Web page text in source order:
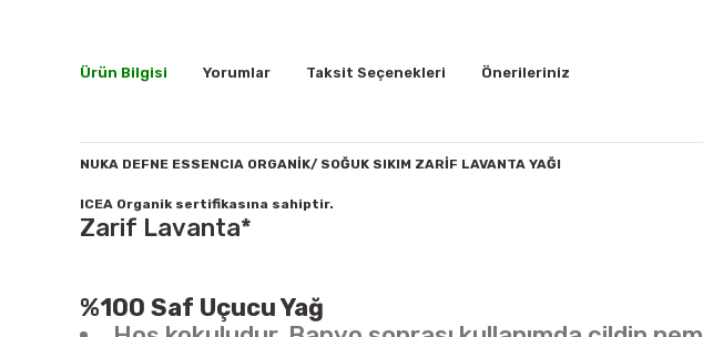
Ürün Bilgisi Yorumlar Taksit Seçenekleri Önerileriniz
NUKA DEFNE ESSENCIA ORGANİK/ SOĞUK SIKIM ZARİF LAVANTA YAĞI
ICEA Organik sertifikasına sahiptir.
Zarif Lavanta*
%100 Saf Uçucu Yağ